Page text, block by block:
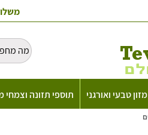
מזון טבעי ואורגני תוספי תזונה וצמחי